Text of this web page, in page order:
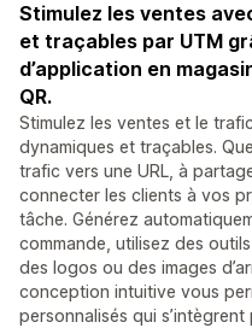
Stimulez les ventes
et traçables par UTM
d’application en
QR.
Stimulez les ventes et le
dynamiques et traçables.
trafic vers une URL, à
connecter les clients à vos
tâche. Générez
commande, utilisez des
des logos ou des images
conception intuitive vous
personnalisés qui